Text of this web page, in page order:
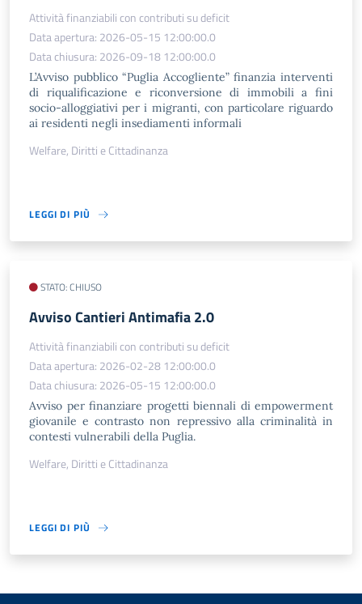
Attività finanziabili con contributi su deficit
Data apertura: 2026-05-15 12:00:00.0
Data chiusura: 2026-09-18 12:00:00.0
L’Avviso pubblico “Puglia Accogliente” finanzia interventi
di riqualificazione e riconversione di immobili a fini
socio-alloggiativi per i migranti, con particolare riguardo
ai residenti negli insediamenti informali
Welfare, Diritti e Cittadinanza
LEGGI DI PIÙ
STATO: CHIUSO
​Avviso Cantieri Antimafia 2.0
Attività finanziabili con contributi su deficit
Data apertura: 2026-02-28 12:00:00.0
Data chiusura: 2026-05-15 12:00:00.0
Avviso per finanziare progetti biennali di empowerment
giovanile e contrasto non repressivo alla criminalità in
contesti vulnerabili della Puglia.
Welfare, Diritti e Cittadinanza
LEGGI DI PIÙ